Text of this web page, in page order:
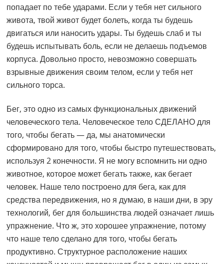
попадает по тебе ударами. Если у тебя нет сильного
живота, твой живот будет болеть, когда ты будешь
двигаться или наносить удары. Ты будешь слаб и ты
будешь испытывать боль, если не делаешь подъемов
корпуса. Довольно просто, невозможно совершать
взрывные движения своим телом, если у тебя нет
сильного торса.
Бег, это одно из самых функциональных движений
человеческого тела. Человеческое тело СДЕЛАНО для
того, чтобы бегать — да, мы анатомически
сформировано для того, чтобы быстро путешествовать,
используя 2 конечности. Я не могу вспомнить ни одно
животное, которое может бегать также, как бегает
человек. Наше тело построено для бега, как для
средства передвижения, но я думаю, в наши дни, в эру
технологий, бег для большинства людей означает лишь
упражнение. Что ж, это хорошее упражнение, потому
что наше тело сделано для того, чтобы бегать
продуктивно. Структурное расположение наших